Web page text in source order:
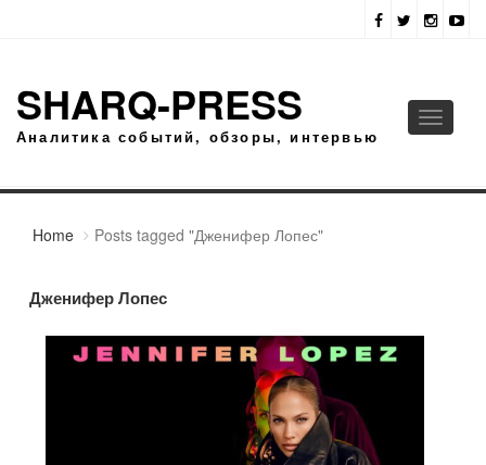
SHARQ-PRESS
Аналитика событий, обзоры, интервью
Toggle
Home Posts tagged "Дженифер Лопес"
Дженифер Лопес